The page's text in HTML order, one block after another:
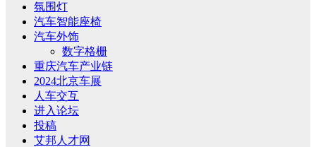
氛围灯
汽车智能座椅
汽车外饰
数字格栅
重庆汽车产业链
2024北京车展
人车交互
进入论坛
投稿
艾邦人才网